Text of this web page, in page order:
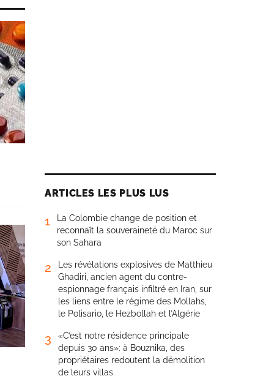
ARTICLES LES PLUS LUS
1
La Colombie change de position et
reconnaît la souveraineté du Maroc sur
son Sahara
2
Les révélations explosives de Matthieu
Ghadiri, ancien agent du contre-
espionnage français infiltré en Iran, sur
les liens entre le régime des Mollahs,
le Polisario, le Hezbollah et l’Algérie
3
«C’est notre résidence principale
depuis 30 ans»: à Bouznika, des
propriétaires redoutent la démolition
de leurs villas